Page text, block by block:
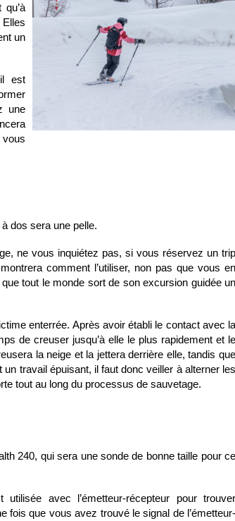
un
est
une
dos sera une pelle.
ne vous inquiétez pas, si vous réservez un trip
comment l’utiliser, non pas que vous en
tout le monde sort de son excursion guidée un
enterrée. Après avoir établi le contact avec la
de creuser jusqu’à elle le plus rapidement et le
la neige et la jettera derrière elle, tandis que
un travail épuisant, il faut donc veiller à alterner les
tout au long du processus de sauvetage.
240, qui sera une sonde de bonne taille pour ce
avec l’émetteur-récepteur pour trouver
fois que vous avez trouvé le signal de l’émetteur-